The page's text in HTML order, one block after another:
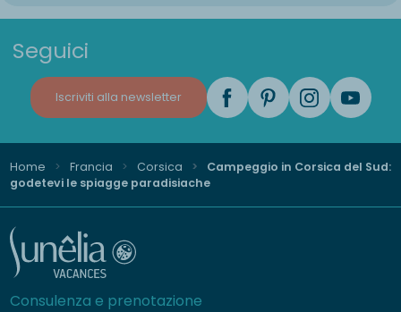
Seguici
Iscriviti alla newsletter
Home Francia Corsica
Campeggio in Corsica del Sud:
godetevi le spiagge paradisiache
Consulenza e prenotazione